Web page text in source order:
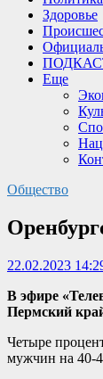
Здоровье
Еще
Общество
22.02.2023
В эфире
Пермский
Четыре
мужчин на 40-